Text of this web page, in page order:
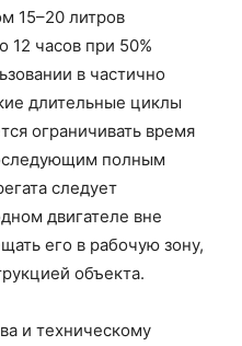
15–20 литров
12 часов при 50%
в частично
длительные циклы
ограничивать время
полным
следует
двигателе вне
его в рабочую зону,
объекта.
и техническому